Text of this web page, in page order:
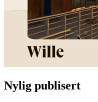
Nylig publisert